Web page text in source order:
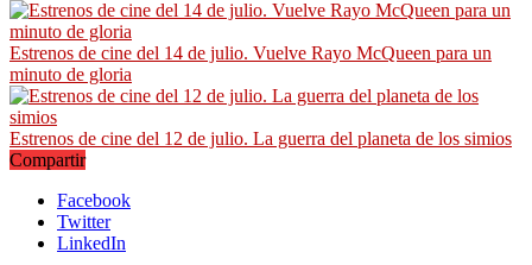
Estrenos de cine del 14 de julio. Vuelve Rayo McQueen para un
minuto de gloria
Estrenos de cine del 12 de julio. La guerra del planeta de los simios
Compartir
Facebook
Twitter
LinkedIn